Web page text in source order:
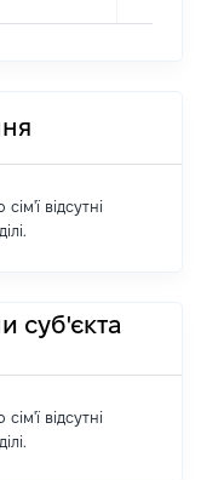
відсутні
суб'єкта
відсутні